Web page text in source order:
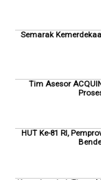
Semarak
Tim Asesor
HUT Ke-81 RI,